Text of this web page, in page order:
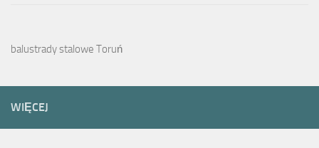
balustrady stalowe Toruń
WIĘCEJ